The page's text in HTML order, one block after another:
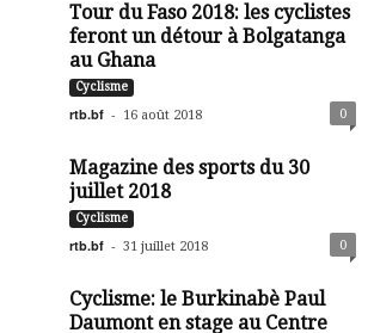
Tour du Faso 2018: les cyclistes
feront un détour à Bolgatanga
au Ghana
Cyclisme
rtb.bf - 16 août 2018 0
Magazine des sports du 30
juillet 2018
Cyclisme
rtb.bf - 31 juillet 2018 0
Cyclisme: le Burkinabè Paul
Daumont en stage au Centre